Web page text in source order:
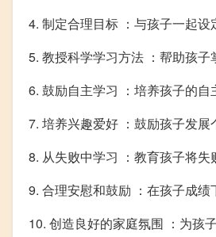
4. 制定合理目标 ：与孩子一起设
5. 教授科学学习方法 ：帮助孩子
6. 鼓励自主学习 ：培养孩子的自
7. 培养兴趣爱好 ：鼓励孩子发展
8. 从失败中学习 ：教育孩子将失
9. 合理安慰和鼓励 ：在孩子成绩
10. 创造良好的家庭氛围 ：为孩